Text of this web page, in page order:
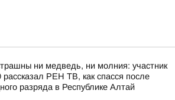
ни медведь, ни молния: участник
РЕН ТВ, как спасся после
разряда в Республике Алтай